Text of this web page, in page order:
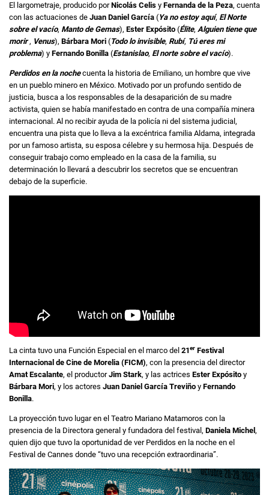
El largometraje, producido porNicolás Celis y Fernanda de la Peza, cuenta
con las actuaciones de Juan Daniel García (Ya no estoy aquí, El Norte
sobre el vacío, Manto de Gemas), Ester Expósito (Élite, Alguien tiene que
morir, Venus), Bárbara Mori (Todo lo invisible, Rubí, Tú eres mi
problema) y Fernando Bonilla (Estanislao, El norte sobre el vacío).
Perdidos en la nochecuenta la historia de Emiliano, un hombre que vive
en un pueblo minero en México. Motivado por un profundo sentido de
justicia, busca a los responsables de la desaparición de su madre
activista, quien se había manifestado en contra de una compañía minera
internacional. Al no recibir ayuda de la policía ni del sistema judicial,
encuentra una pista que lo lleva a la excéntrica familia Aldama, integrada
por un famoso artista, su esposa célebre y su hermosa hija. Después de
conseguir trabajo como empleado en la casa de la familia, su
determinación lo llevará a descubrir los secretos que se encuentran
debajo de la superficie.
La cinta tuvo una Función Especial en el marco del 21er Festival
Internacional de Cine de Morelia (FICM), con la presencia del director
Amat Escalante, el productorJim Stark, y las actrices Ester Expósito y
Bárbara Mori, y los actores Juan Daniel García Treviño y Fernando
Bonilla.
La proyección tuvo lugar en el Teatro Mariano Matamoros con la
presencia de la Directora general y fundadora del festival, Daniela Michel ,
quien dijo que tuvo la oportunidad de ver Perdidos en la noche en el
Festival de Cannes donde “tuvo una recepción extraordinaria”.